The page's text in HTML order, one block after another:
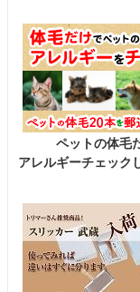
ペットの体毛
アレルギーチェック